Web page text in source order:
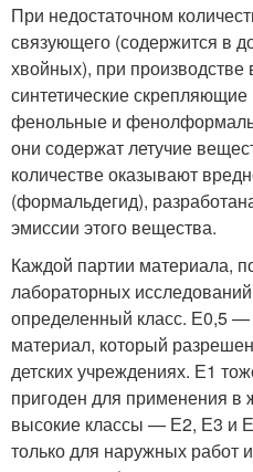
При недостаточном
связующего (содержится в
хвойных), при производстве
синтетические
фенольные и
они содержат летучие
количестве оказывают
(формальдегид),
эмиссии этого вещества.
Каждой партии материала,
лабораторных
определенный класс. Е0,5
материал, который
детских учреждениях. Е1
пригоден для применения
высокие классы — Е2, Е3 и
только для наружных работ